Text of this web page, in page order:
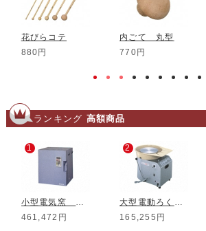
花びらコテ
880円
内ごて 丸型
770円
ランキング 高額商品
1
小型電気窯 DMT-01
461,472円
2
大型電動ろくろ RK-3D
165,255円